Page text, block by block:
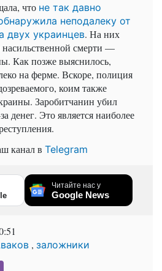
что не так давно
неподалеку от
двух украинцев. На них
смерти —
Как позже выяснилось,
на ферме. Вскоре, полиция
коим также
Заробитчанин убил
денег. Это является наиболее
канал в Telegram
Читайте нас у
Google News
, заложники